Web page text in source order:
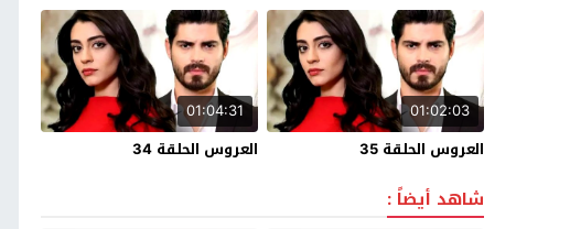
01:02:03
العروس الحلقة 35
01:04:31
العروس الحلقة 34
شاهد أيضاً :